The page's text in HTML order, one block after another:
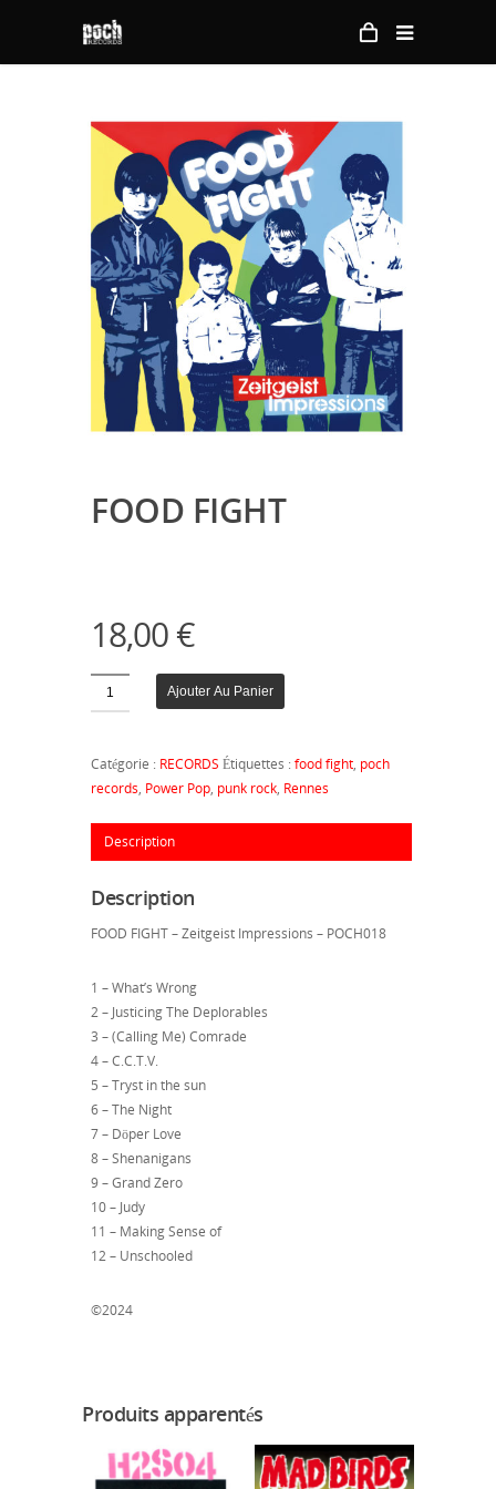
FOOD FIGHT
18,00€
Quantité Ajouter Au Panier
Catégorie : RECORDS Étiquettes : food fight, poch
records, Power Pop, punk rock, Rennes
Description
Description
FOOD FIGHT – Zeitgeist Impressions – POCH018
1 – What’s Wrong
2 – Justicing The Deplorables
3 – (Calling Me) Comrade
4 – C.C.T.V.
5 – Tryst in the sun
6 – The Night
7 – Döper Love
8 – Shenanigans
9 – Grand Zero
10 – Judy
11 – Making Sense of
12 – Unschooled
©2024
Produits apparentés